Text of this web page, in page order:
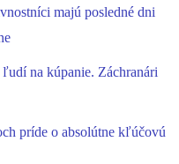
majú posledné dni
na kúpanie. Záchranári
príde o absolútne kľúčovú